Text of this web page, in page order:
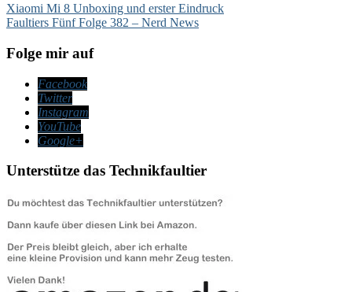
Beitragsnavigation
Xiaomi Mi 8 Unboxing und erster Eindruck
Faultiers Fünf Folge 382 – Nerd News
Folge mir auf
Facebook
Twitter
Instagram
YouTube
Google+
Unterstütze das Technikfaultier